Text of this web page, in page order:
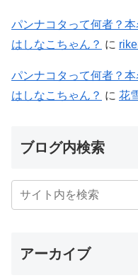
パンナコタって何者？
はしなこちゃん？ に
パンナコタって何者？
はしなこちゃん？ に 花
ブログ内検索
アーカイブ